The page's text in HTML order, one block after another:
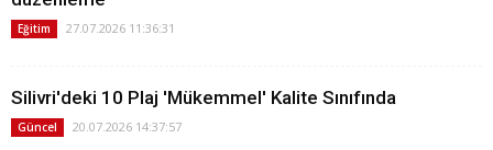
Eğitim 27.07.2026 11:36:31
Silivri'deki 10 Plaj 'Mükemmel' Kalite Sınıfında
Güncel 20.07.2026 14:37:57